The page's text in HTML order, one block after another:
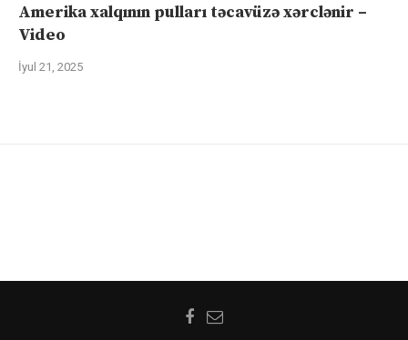
Amerika xalqının pulları təcavüzə xərclənir –
Video
İyul 21, 2025